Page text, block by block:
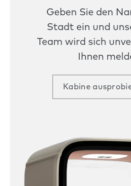
Geben Sie den
Stadt ein und
Team wird sich
Ihnen
Kabine